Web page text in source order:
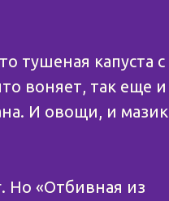
тушеная капуста с
воняет, так еще и
И овощи, и мазик,
Но «Отбивная из